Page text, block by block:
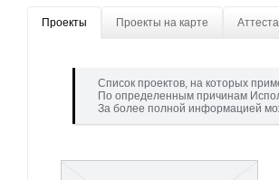
Проекты Проекты на карте
Список проектов, на которых
По определенным причинам
За более полной информацией